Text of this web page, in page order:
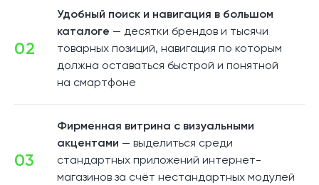
02
Удобный поиск и навигация в большом
каталоге — десятки брендов и тысячи
товарных позиций, навигация по которым
должна оставаться быстрой и понятной
на смартфоне
03
Фирменная витрина с визуальными
акцентами — выделиться среди
стандартных приложений интернет-
магазинов за счёт нестандартных модулей